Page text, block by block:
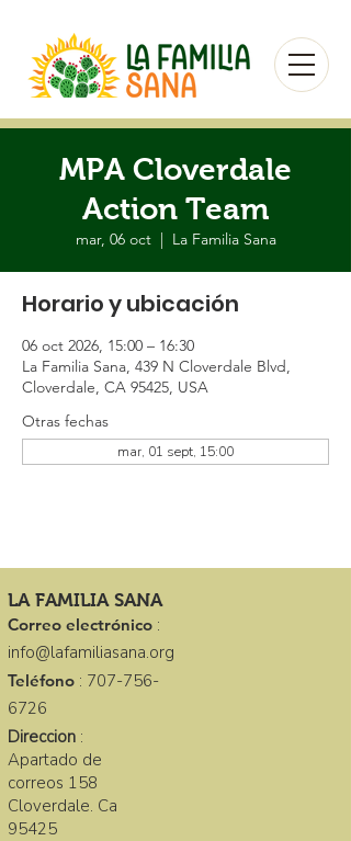
MPA Cloverdale
Action Team
mar, 06 oct
  |
La Familia Sana
Horario y ubicación
06 oct 2026, 15:00 – 16:30
La Familia Sana, 439 N Cloverdale Blvd,
Cloverdale, CA 95425, USA
Otras fechas
mar, 01 sept, 15:00
LA FAMILIA SANA
Correo electrónico :
info@lafamiliasana.org
Teléfono : 707-756-
6726
Direccion :
Apartado de
correos 158
Cloverdale. Ca
95425